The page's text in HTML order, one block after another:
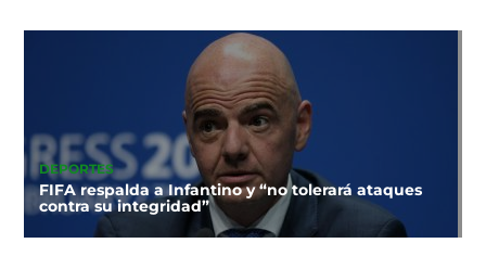
DEPORTES
FIFA respalda a Infantino y “no tolerará ataques
contra su integridad”